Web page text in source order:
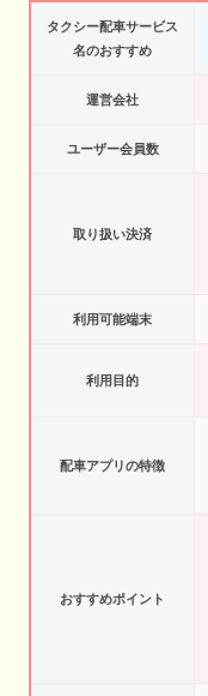
タクシー配車サービス
名のおすすめ
運営会社
ユーザー会員数
取り扱い決済
利用可能端末
利用目的
配車アプリの特徴
おすすめポイント